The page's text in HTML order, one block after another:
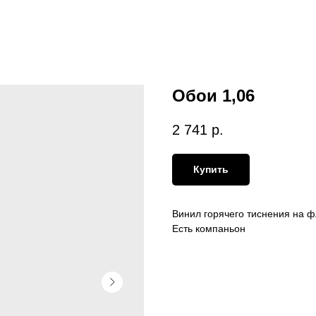
Обои 1,06
2 741 р.
Купить
Винил горячего тиснения на
Есть компаньон